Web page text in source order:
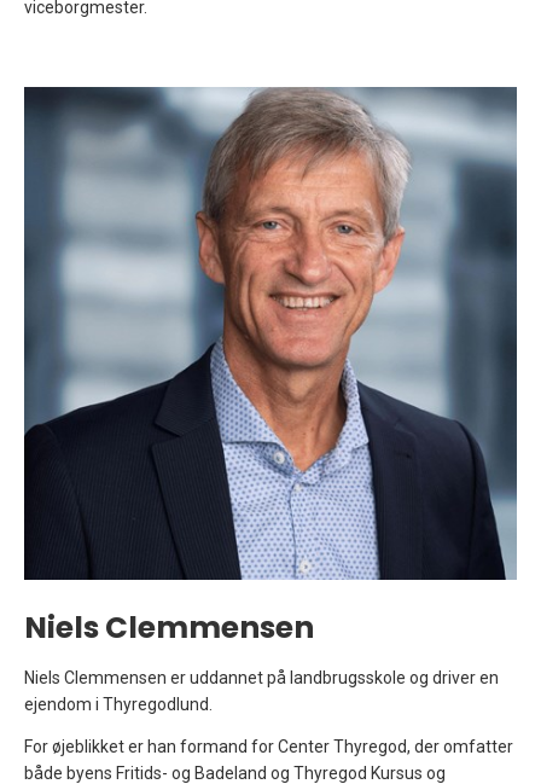
viceborgmester.
Niels Clemmensen
Niels Clemmensen er uddannet på landbrugsskole og driver en
ejendom i Thyregodlund.
For øjeblikket er han formand for Center Thyregod, der omfatter
både byens Fritids- og Badeland og Thyregod Kursus og